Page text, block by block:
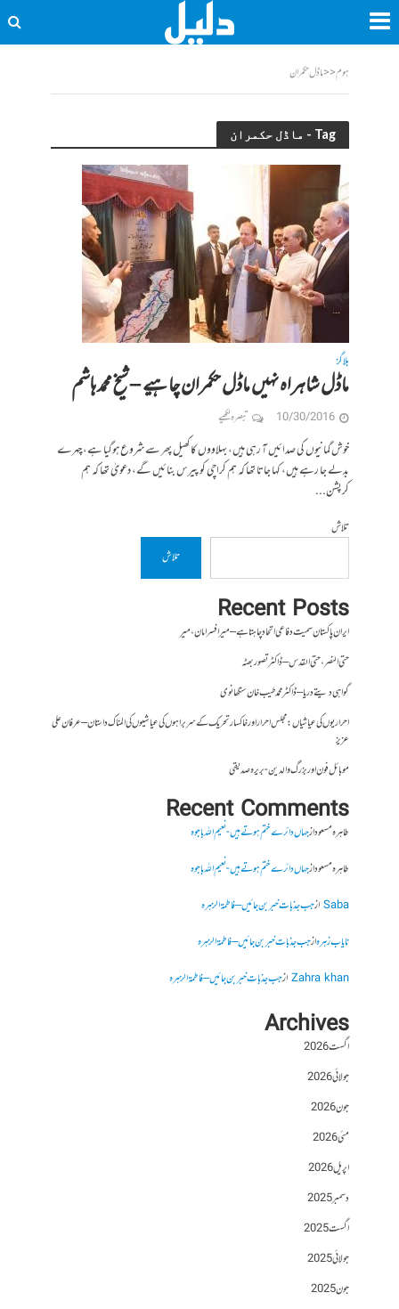
ہوم<<ماڈل حکمران
Tag - ماڈل حکمران
بلاگز
ماڈل شاہراہ نہیں ماڈل حکمران چاہیے – شیخ محمد ہاشم
10/30/2016 تبصرہ لکھیے
خوش گمانیوں کی صدائیں آ رہی ہیں، بہلاووں کا کھیل پھر سے شروع ہوگیا ہے، چہرے
بدلے جا رہے ہیں، کہا جاتا تھا کہ ہم کراچی کو پیرس بنائیں گے، دعویٰ تھا کہ ہم
کرپشن...
تلاش
تلاش
Recent Posts
ایران پاکستان سمیت دفاعی اتحاد چاہتا ہے – میر افسر امان،میر
حتی النصر ، حتی القدس – ڈاکٹر تصور بھٹہ
گواہی دیتے دریا – ڈاکٹر محمد طیب خان سنگھانوی
احراریوں کی عیاشیاں : مجلس احرار اور خاکسار تحریک کے سربراہوں کی عیاشیوں کی المناک داستان – عرفان علی
عزیز
موبائل فون اور بزرگ والدین- بریرہ صدیقی
Recent Comments
طاہرہ مسعودازجہاں دائرے ختم ہوتے ہیں- نعیم اللہ باجوہ
طاہرہ مسعودازجہاں دائرے ختم ہوتے ہیں- نعیم اللہ باجوہ
Sabaازجب جذبات خبر بن جائیں – فاطمۃالزہرہ
نایاب زہرہازجب جذبات خبر بن جائیں – فاطمۃالزہرہ
Zahra khanازجب جذبات خبر بن جائیں – فاطمۃالزہرہ
Archives
اگست 2026
جولائی 2026
جون 2026
مئی 2026
اپریل 2026
دسمبر 2025
اگست 2025
جولائی 2025
جون 2025